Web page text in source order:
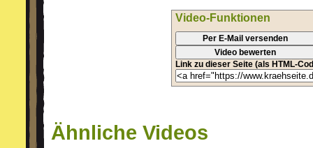
Video-Funktionen
Per E-Mail versenden
Video bewerten
Link zu dieser Seite (als HTML-
Ähnliche Videos